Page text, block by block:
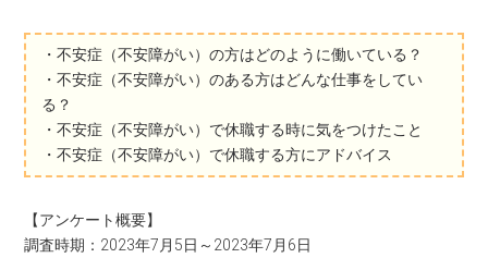
・不安症（不安障がい）の方はどのように働いている？
・不安症（不安障がい）のある方はどんな仕事をしてい
る？
・不安症（不安障がい）で休職する時に気をつけたこと
・不安症（不安障がい）で休職する方にアドバイス
【アンケート概要】
調査時期：2023年7月5日～2023年7月6日